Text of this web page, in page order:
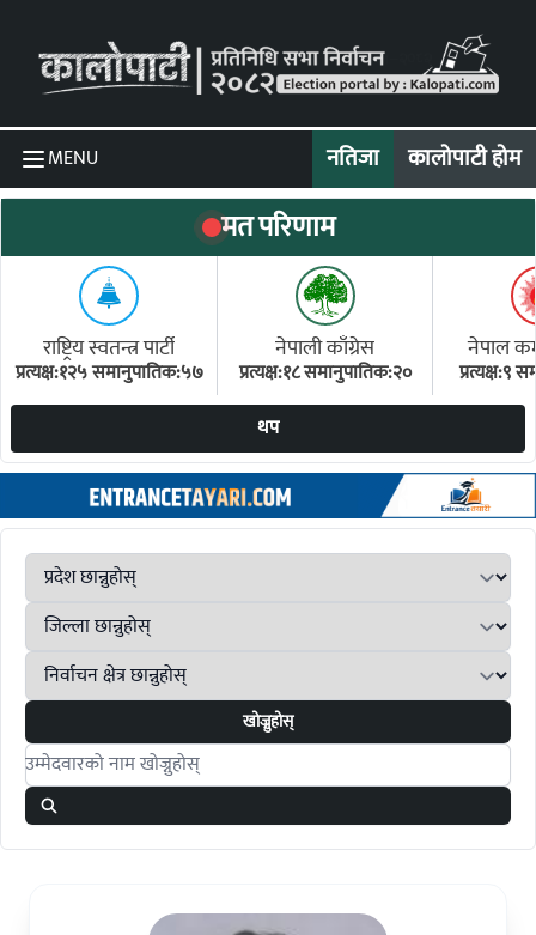
MENU नतिजा कालोपाटी होम
मत परिणाम
राष्ट्रिय स्वतन्त्र पार्टी
प्रत्यक्ष:१२५ समानुपातिक:५७
नेपाली काँग्रेस
प्रत्यक्ष:१८ समानुपातिक:२०
नेपाल
प्रत्यक्ष:९
थप
खोज्नुहोस्
Search candidates